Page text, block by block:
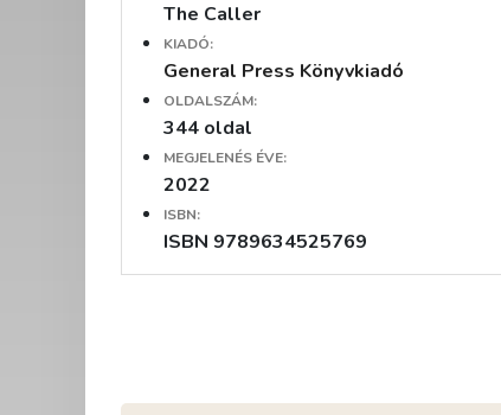
The Caller
KIADÓ:
General Press Könyvkiadó
OLDALSZÁM:
344 oldal
MEGJELENÉS ÉVE:
2022
ISBN:
ISBN 9789634525769